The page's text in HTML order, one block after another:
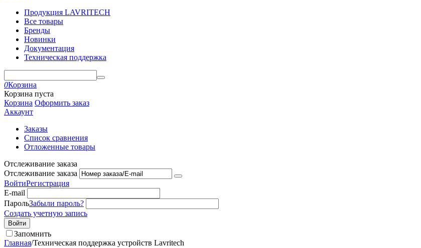
Продукция LAVRITECH
Все товары
Бренды
Новинки
Документация
Техническая поддержка
0Корзина
Корзина пуста
Корзина Оформить заказ
Аккаунт
Заказы
Список сравнения
Отложенные товары
Отслеживание заказа
Отслеживание заказа
ВойтиРегистрация
E-mail
ПарольЗабыли пароль?
Создать учетную запись
Войти
Запомнить
Главная/Техническая поддержка устройств Lavritech